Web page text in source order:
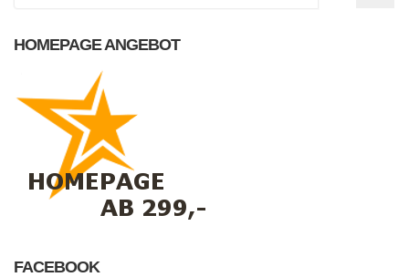
HOMEPAGE ANGEBOT
FACEBOOK